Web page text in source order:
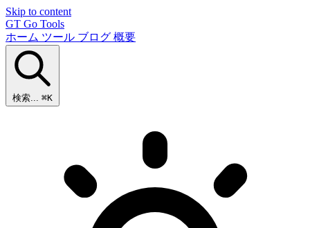
Skip to content
GT Go Tools
ホーム ツール ブログ 概要
検索... ⌘K